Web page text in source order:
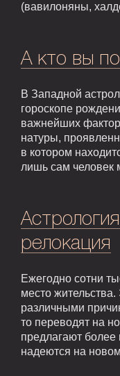
(вавилоняны,
А кто вы
В Западной
гороскопе
важнейших
натуры,
в котором
лишь сам человек
релокация
Ежегодно сотни
место
различными
то переводят на
предлагают
надеются на